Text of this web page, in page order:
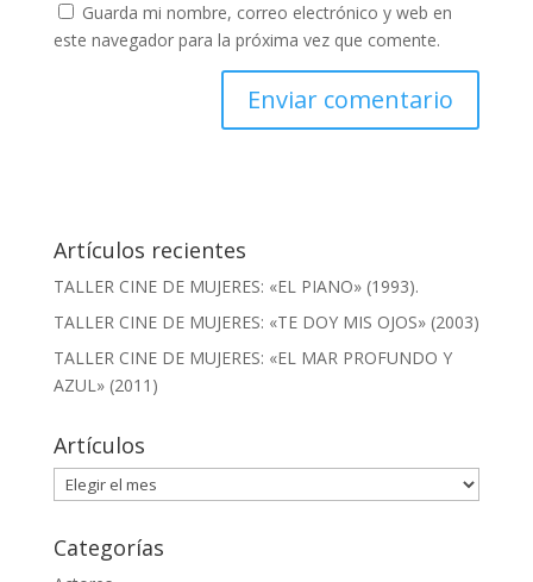
Guarda mi nombre, correo electrónico y web en
este navegador para la próxima vez que comente.
Artículos recientes
TALLER CINE DE MUJERES: «EL PIANO» (1993).
TALLER CINE DE MUJERES: «TE DOY MIS OJOS» (2003)
TALLER CINE DE MUJERES: «EL MAR PROFUNDO Y
AZUL» (2011)
Artículos
Artículos
Categorías